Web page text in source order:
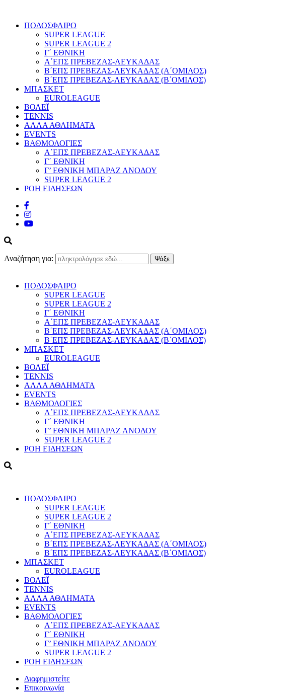
ΠΟΔΟΣΦΑΙΡΟ
SUPER LEAGUE
SUPER LEAGUE 2
Γ΄ ΕΘΝΙΚΗ
Α΄ΕΠΣ ΠΡΕΒΕΖΑΣ-ΛΕΥΚΑΔΑΣ
Β΄ΕΠΣ ΠΡΕΒΕΖΑΣ-ΛΕΥΚΑΔΑΣ (Α΄ΟΜΙΛΟΣ)
Β΄ΕΠΣ ΠΡΕΒΕΖΑΣ-ΛΕΥΚΑΔΑΣ (Β΄ΟΜΙΛΟΣ)
ΜΠΑΣΚΕΤ
EUROLEAGUE
ΒΟΛΕΪ
TENNIS
ΑΛΛΑ ΑΘΛΗΜΑΤΑ
EVENTS
ΒΑΘΜΟΛΟΓΙΕΣ
Α΄ΕΠΣ ΠΡΕΒΕΖΑΣ-ΛΕΥΚΑΔΑΣ
Γ΄ ΕΘΝΙΚΗ
Γ’ ΕΘΝΙΚΗ ΜΠΑΡΑΖ ΑΝΟΔΟΥ
SUPER LEAGUE 2
ΡΟΗ ΕΙΔΗΣΕΩΝ
Αναζήτηση για:
ΠΟΔΟΣΦΑΙΡΟ
SUPER LEAGUE
SUPER LEAGUE 2
Γ΄ ΕΘΝΙΚΗ
Α΄ΕΠΣ ΠΡΕΒΕΖΑΣ-ΛΕΥΚΑΔΑΣ
Β΄ΕΠΣ ΠΡΕΒΕΖΑΣ-ΛΕΥΚΑΔΑΣ (Α΄ΟΜΙΛΟΣ)
Β΄ΕΠΣ ΠΡΕΒΕΖΑΣ-ΛΕΥΚΑΔΑΣ (Β΄ΟΜΙΛΟΣ)
ΜΠΑΣΚΕΤ
EUROLEAGUE
ΒΟΛΕΪ
TENNIS
ΑΛΛΑ ΑΘΛΗΜΑΤΑ
EVENTS
ΒΑΘΜΟΛΟΓΙΕΣ
Α΄ΕΠΣ ΠΡΕΒΕΖΑΣ-ΛΕΥΚΑΔΑΣ
Γ΄ ΕΘΝΙΚΗ
Γ’ ΕΘΝΙΚΗ ΜΠΑΡΑΖ ΑΝΟΔΟΥ
SUPER LEAGUE 2
ΡΟΗ ΕΙΔΗΣΕΩΝ
ΠΟΔΟΣΦΑΙΡΟ
SUPER LEAGUE
SUPER LEAGUE 2
Γ΄ ΕΘΝΙΚΗ
Α΄ΕΠΣ ΠΡΕΒΕΖΑΣ-ΛΕΥΚΑΔΑΣ
Β΄ΕΠΣ ΠΡΕΒΕΖΑΣ-ΛΕΥΚΑΔΑΣ (Α΄ΟΜΙΛΟΣ)
Β΄ΕΠΣ ΠΡΕΒΕΖΑΣ-ΛΕΥΚΑΔΑΣ (Β΄ΟΜΙΛΟΣ)
ΜΠΑΣΚΕΤ
EUROLEAGUE
ΒΟΛΕΪ
TENNIS
ΑΛΛΑ ΑΘΛΗΜΑΤΑ
EVENTS
ΒΑΘΜΟΛΟΓΙΕΣ
Α΄ΕΠΣ ΠΡΕΒΕΖΑΣ-ΛΕΥΚΑΔΑΣ
Γ΄ ΕΘΝΙΚΗ
Γ’ ΕΘΝΙΚΗ ΜΠΑΡΑΖ ΑΝΟΔΟΥ
SUPER LEAGUE 2
ΡΟΗ ΕΙΔΗΣΕΩΝ
Διαφημιστείτε
Επικοινωνία